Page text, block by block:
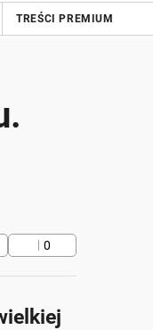
TREŚCI PREMIUM
0